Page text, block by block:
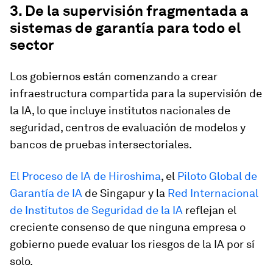
3. De la supervisión fragmentada a
sistemas de garantía para todo el
sector
Los gobiernos están comenzando a crear
infraestructura compartida para la supervisión de
la IA, lo que incluye institutos nacionales de
seguridad, centros de evaluación de modelos y
bancos de pruebas intersectoriales.
El Proceso de IA de Hiroshima, el Piloto Global de
Garantía de IA de Singapur y la Red Internacional
de Institutos de Seguridad de la IA reflejan el
creciente consenso de que ninguna empresa o
gobierno puede evaluar los riesgos de la IA por sí
solo.